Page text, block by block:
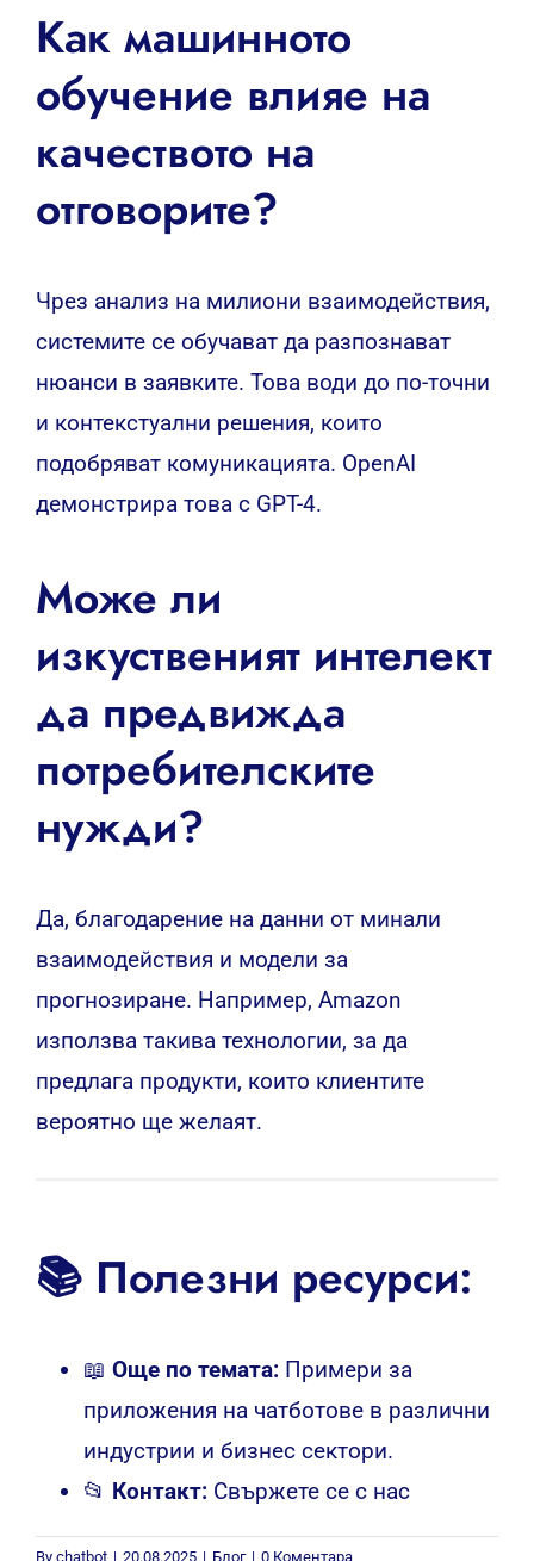
Как машинното
обучение влияе на
качеството на
отговорите?
Чрез анализ на милиони взаимодействия,
системите се обучават да разпознават
нюанси в заявките. Това води до по-точни
и контекстуални решения, които
подобряват комуникацията. OpenAI
демонстрира това с GPT-4.
Може ли
изкуственият интелект
да предвижда
потребителските
нужди?
Да, благодарение на данни от минали
взаимодействия и модели за
прогнозиране. Например, Amazon
използва такива технологии, за да
предлага продукти, които клиентите
вероятно ще желаят.
📚 Полезни ресурси:
📖 Още по темата: Примери за
приложения на чатботове в различни
индустрии и бизнес сектори.
📂 Контакт: Свържете се с нас
By chatbot | 20.08.2025 | Блог | 0 Коментара